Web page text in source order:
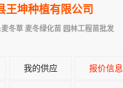
王坤种植有限公司
冬草 麦冬绿化苗 园林工程苗批发
我的供应 报价信息